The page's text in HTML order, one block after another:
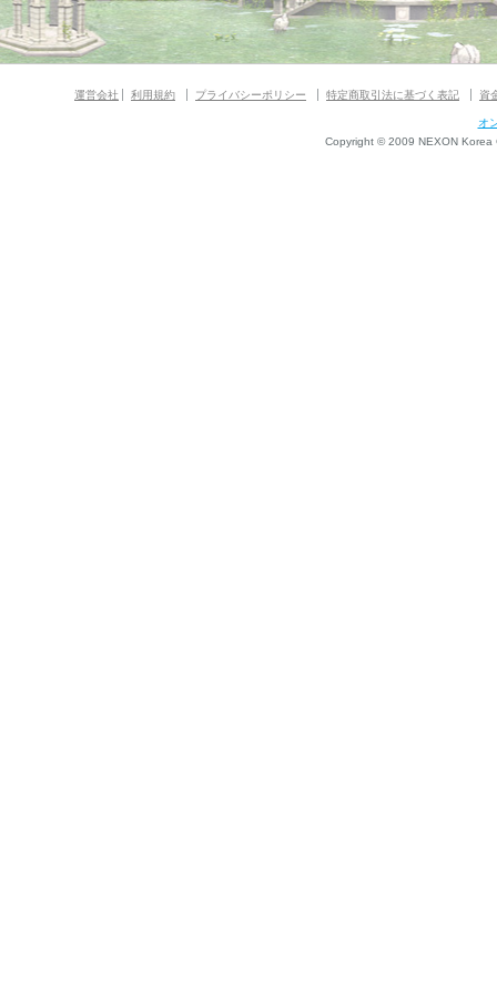
運営会社 利用規約 プライバシーポリシー 特定商取引法に基づく表記 資
オ
Copyright © 2009 NEXON Korea